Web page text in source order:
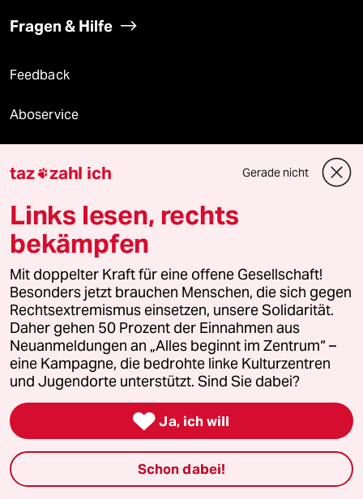
Fragen & Hilfe
Feedback
Aboservice
© 2026 taz Verlags und Vertriebs GmbH
Alle Rechte vorbehalten. Bei rechtlichen Fragen oder für Genehmigungen
wenden Sie sich bitte anlizenzen@taz.de
Feedback Redaktionsstatut Kommune-Richtlinien KI-
Leitlinie Informant Datenschutz Impressum AGB
Seitenwende Einwilligungen widerrufen (Ads)
taz zahl ich Gerade nicht
Links lesen, rechts
bekämpfen
Mit doppelter Kraft für eine offene Gesellschaft!
Besonders jetzt brauchen Menschen, die sich gegen
Rechtsextremismus einsetzen, unsere Solidarität.
Daher gehen 50 Prozent der Einnahmen aus
Neuanmeldungen an „Alles beginnt im Zentrum“ –
eine Kampagne, die bedrohte linke Kulturzentren
und Jugendorte unterstützt. Sind Sie dabei?
 Ja, ich will
Schon dabei!